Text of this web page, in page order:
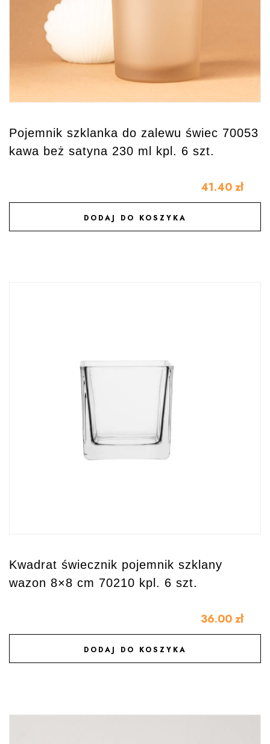
Pojemnik szklanka do zalewu świec 70053
kawa beż satyna 230 ml kpl. 6 szt.
41.40 zł
DODAJ DO KOSZYKA
DODAJ DO ULUBIONYCH
Kwadrat świecznik pojemnik szklany
wazon 8×8 cm 70210 kpl. 6 szt.
36.00 zł
DODAJ DO KOSZYKA
DODAJ DO ULUBIONYCH